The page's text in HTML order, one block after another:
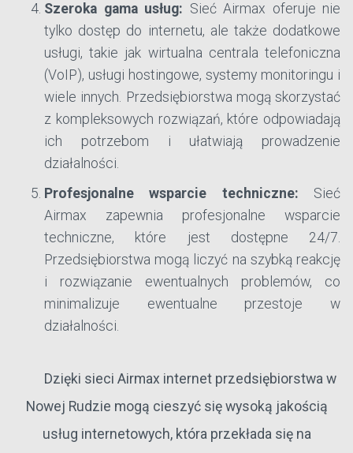
Szeroka gama usług: Sieć Airmax oferuje nie
tylko dostęp do internetu, ale także dodatkowe
usługi, takie jak wirtualna centrala telefoniczna
(VoIP), usługi hostingowe, systemy monitoringu i
wiele innych. Przedsiębiorstwa mogą skorzystać
z kompleksowych rozwiązań, które odpowiadają
ich potrzebom i ułatwiają prowadzenie
działalności.
Profesjonalne wsparcie techniczne: Sieć
Airmax zapewnia profesjonalne wsparcie
techniczne, które jest dostępne 24/7.
Przedsiębiorstwa mogą liczyć na szybką reakcję
i rozwiązanie ewentualnych problemów, co
minimalizuje ewentualne przestoje w
działalności.
Dzięki sieci Airmax internet przedsiębiorstwa w
Nowej Rudzie mogą cieszyć się wysoką jakością
usług internetowych, która przekłada się na